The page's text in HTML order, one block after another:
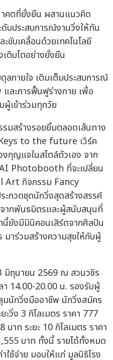
คตที่ยั่งยืน ผสานแนวคิด
บประสบการณ์งานวิ่งให้ทัน
ขับเคลื่อนด้วยเทคโนโลยี
ติบโตอย่างยั่งยืน
กายใจ เติมเต็มประสบการณ์
ละการฟื้นฟูร่างกาย เพื่อ
ผู้เข้าร่วมทุกวัย
มสร้างรอยยิ้มตลอดเส้นทาง
to the future เวิร์ค
กุญแจในสไตล์ตัวเอง จาก
Photobooth ที่จะเปลี่ยน
Art กิจกรรม Fancy
วดชุดนักวิ่งสุดสร้างสรรค์
ากพันธมิตรและผู้สนับสนุนที่
ยังมีมินิคอนเสิร์ตจากศิลปิน
าร่วมสร้างความสุขให้กับผู้
มิถุนายน 2569 ณ สวนวชิร
14.00-20.00 น. รองรับผู้
มนักวิ่งมืออาชีพ นักวิ่งสมัคร
ะวิ่ง 3 กิโลเมตร ราคา 777
บาท ระยะ 10 กิโลเมตร ราคา
บาท ทั้งนี้ รายได้ทั้งหมด
ใช้จ่าย มอบให้แก่ มูลนิธิโรง